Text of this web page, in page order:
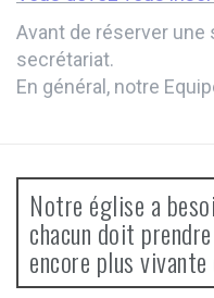
Avant de réserver une
secrétariat.
En général, notre
Notre église a
chacun doit
encore plus